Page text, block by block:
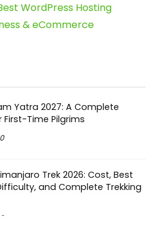
WordPress Hosting
& eCommerce
Yatra 2027: A Complete
First-Time Pilgrims
0
Trek 2026: Cost, Best
and Complete Trekking
0